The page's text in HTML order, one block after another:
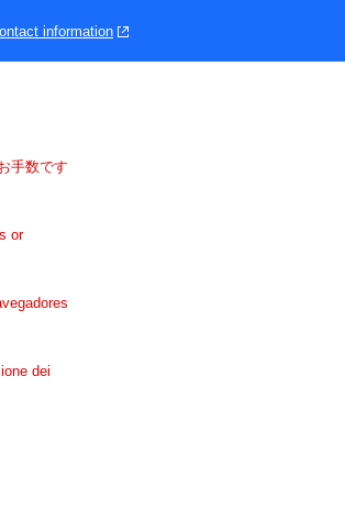
information
手数です
or
dei